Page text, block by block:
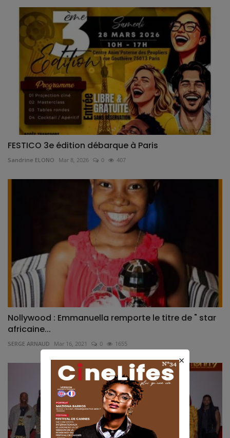
FESTICO 3e édition débarque à Paris
Sandrine ELONO Mar 8, 2026 0 407
Nollywood : Emmanuella remporte le titre de " star
africaine...
SERGE ARNAUD Mar 16, 2021 0 1655
×